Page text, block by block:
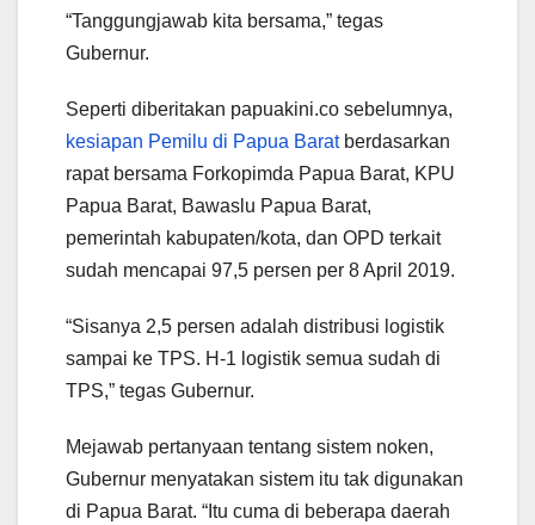
“Tanggungjawab kita bersama,” tegas
Gubernur.
Seperti diberitakan papuakini.co sebelumnya,
kesiapan Pemilu di Papua Baratberdasarkan
rapat bersama Forkopimda Papua Barat, KPU
Papua Barat, Bawaslu Papua Barat,
pemerintah kabupaten/kota, dan OPD terkait
sudah mencapai 97,5 persen per 8 April 2019.
“Sisanya 2,5 persen adalah distribusi logistik
sampai ke TPS. H-1 logistik semua sudah di
TPS,” tegas Gubernur.
Mejawab pertanyaan tentang sistem noken,
Gubernur menyatakan sistem itu tak digunakan
di Papua Barat. “Itu cuma di beberapa daerah